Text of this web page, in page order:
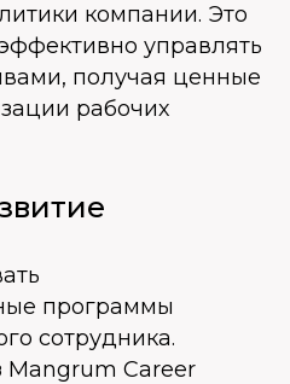
компании. Это
управлять
получая ценные
рабочих
программы
сотрудника.
Career